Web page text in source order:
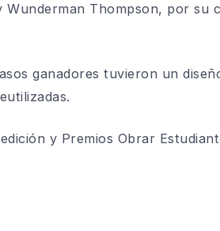
Wunderman Thompson, por su
ganadores tuvieron un
y Premios Obrar